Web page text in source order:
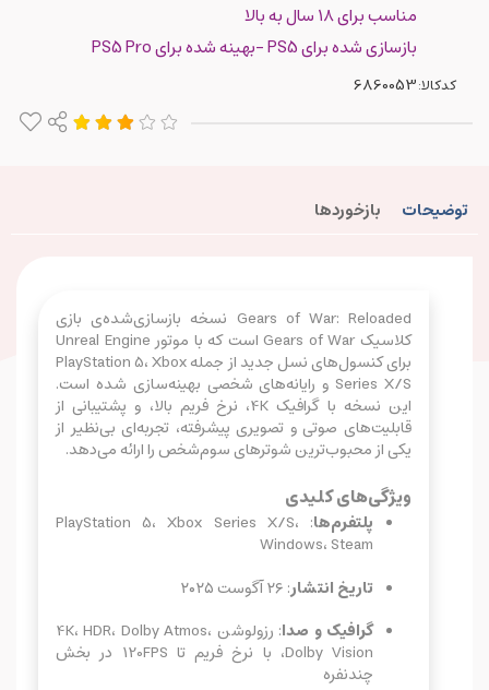
مناسب برای ۱۸ سال به بالا
بازسازی شده برای PS5 -بهینه شده برای PS5 Pro
کدکالا:
توضیحات بازخوردها
Gears of War: Reloaded نسخه بازسازی‌شده‌ی بازی
کلاسیک Gears of War است که با موتور Unreal Engine
برای کنسول‌های نسل جدید از جمله PlayStation 5، Xbox
Series X/S و رایانه‌های شخصی بهینه‌سازی شده است.
این نسخه با گرافیک 4K، نرخ فریم بالا، و پشتیبانی از
قابلیت‌های صوتی و تصویری پیشرفته، تجربه‌ای بی‌نظیر از
یکی از محبوب‌ترین شوترهای سوم‌شخص را ارائه می‌دهد.
ویژگی‌های کلیدی
پلتفرم‌ها
: PlayStation 5، Xbox Series X/S،
Windows، Steam
تاریخ انتشار: ۲۶ آگوست ۲۰۲۵
گرافیک و صدا
: رزولوشن 4K، HDR، Dolby Atmos،
Dolby Vision، با نرخ فریم تا 120FPS در بخش
چندنفره